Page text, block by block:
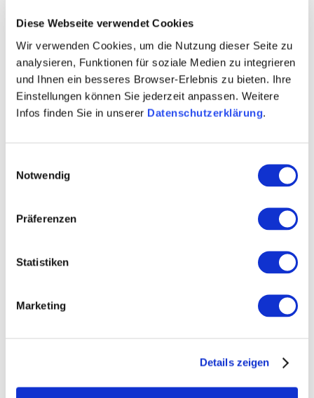
Diese Webseite verwendet Cookies
Wir verwenden Cookies, um die Nutzung dieser Seite zu
analysieren, Funktionen für soziale Medien zu integrieren
und Ihnen ein besseres Browser-Erlebnis zu bieten. Ihre
Einstellungen können Sie jederzeit anpassen. Weitere
Infos finden Sie in unserer Datenschutzerklärung.
Notwendig
Präferenzen
Statistiken
Marketing
Details zeigen
Kontakt